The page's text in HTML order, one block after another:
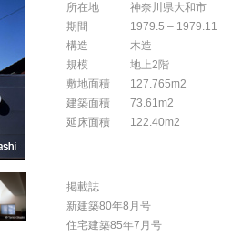
所在地
神奈川県大和市
期間
1979.5 – 1979.11
構造
木造
規模
地上2階
敷地面積
127.765m2
建築面積
73.61m2
延床面積
122.40m2
掲載誌
新建築80年8月号
住宅建築85年7月号